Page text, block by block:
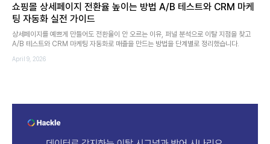
쇼핑몰 상세페이지 전환율 높이는 방법 A/B 테스트와 CRM 마케
팅 자동화 실전 가이드
상세페이지를 예쁘게 만들어도 전환율이 안 오르는 이유, 퍼널 분석으로 이탈 지점을 찾고
A/B 테스트와 CRM 마케팅 자동화로 매출을 만드는 방법을 단계별로 정리했습니다.
April 9, 2026